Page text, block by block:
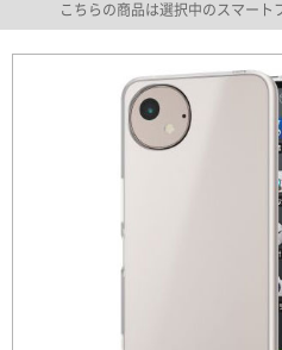
こちらの商品は選択中のスマート